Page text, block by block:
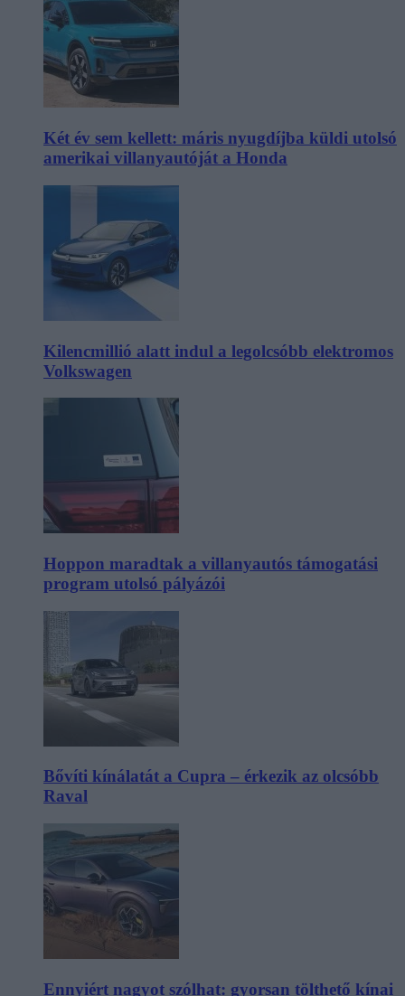
Két év sem kellett: máris nyugdíjba küldi utolsó
amerikai villanyautóját a Honda
Kilencmillió alatt indul a legolcsóbb elektromos
Volkswagen
Hoppon maradtak a villanyautós támogatási
program utolsó pályázói
Bővíti kínálatát a Cupra – érkezik az olcsóbb
Raval
Ennyiért nagyot szólhat: gyorsan tölthető kínai